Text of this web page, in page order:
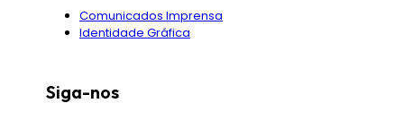
Comunicados Imprensa
Identidade Gráfica
Siga-nos